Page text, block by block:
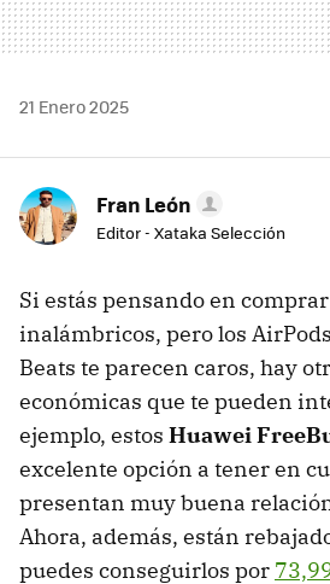
21 Enero 2025
Fran León
Editor - Xataka Selección
Si estás pensando en
inalámbricos, pero los
Beats te parecen caros, hay
económicas que te pueden
ejemplo, estos Huawei
excelente opción a tener en
presentan muy buena
Ahora, además, están
puedes conseguirlos por